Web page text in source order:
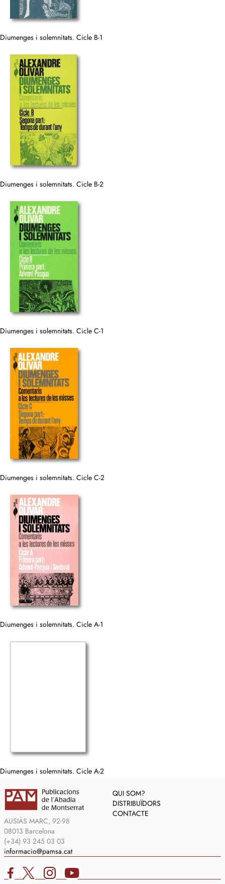
Diumenges i solemnitats. Cicle B-1
Diumenges i solemnitats. Cicle B-2
Diumenges i solemnitats. Cicle C-1
Diumenges i solemnitats. Cicle C-2
Diumenges i solemnitats. Cicle A-1
Diumenges i solemnitats. Cicle A-2
AUSIÀS MARC, 92-98
08013 Barcelona
(+34) 93 245 03 03
informacio@pamsa.cat
QUI SOM?
DISTRIBUÏDORS
CONTACTE